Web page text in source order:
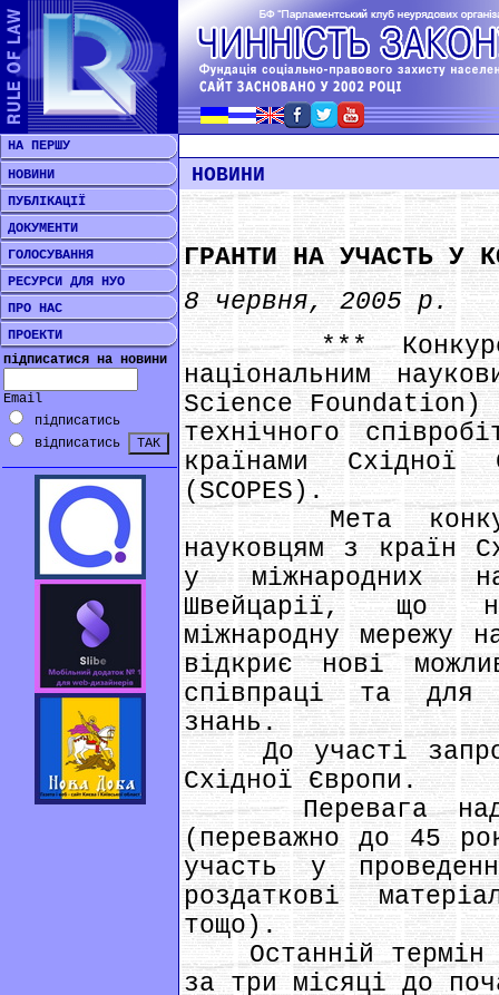
НА ПЕРШУ
НОВИНИ
ПУБЛІКАЦІЇ
ДОКУМЕНТИ
ГОЛОСУВАННЯ
РЕСУРСИ ДЛЯ НУО
ПРО НАС
ПРОЕКТИ
підписатися на новини
Email
підписатись
відписатись
НОВИНИ
ГРАНТИ НА УЧАСТЬ У
8 червня, 2005 р.
*** Конкурс
національним
Science Foundation)
технічного
країнами
(SCOPES).
Мета
науковцям з країн
у міжнародних
Швейцарії, що
міжнародну мережу
відкриє нові
співпраці та для
знань.
До участі
Східної Європи.
Перевага
(переважно до 45
участь у
роздаткові
тощо).
Останній термін
за три місяці до